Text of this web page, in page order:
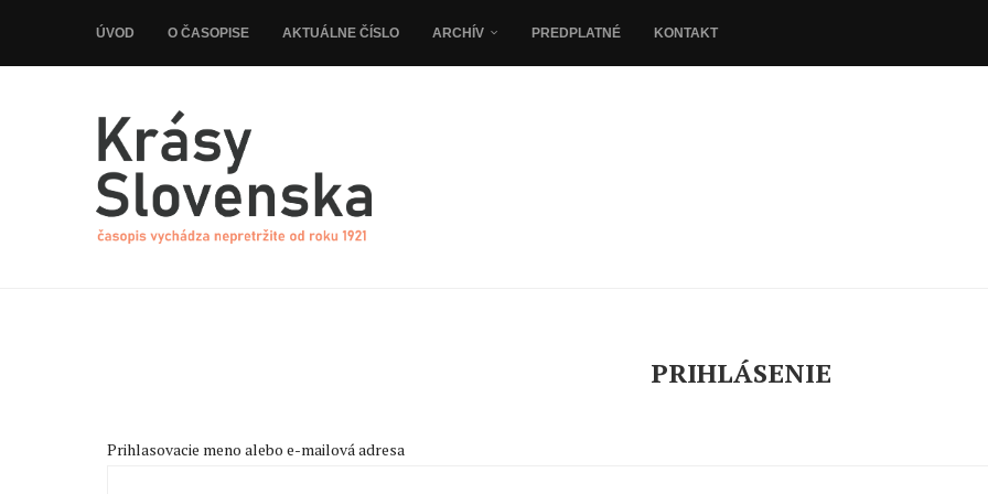
ÚVOD O ČASOPISE AKTUÁLNE ČÍSLO ARCHÍV PREDPLATNÉ KONTAKT
PRIHLÁSENIE
Prihlasovacie meno alebo e-mailová adresa